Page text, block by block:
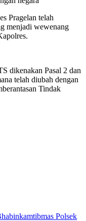
Pragelan telah
menjadi wewenang
dikenakan Pasal 2 dan
telah diubah dengan
Tindak
Polsek